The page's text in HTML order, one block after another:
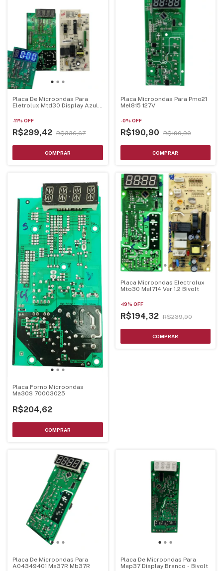
Placa De Microondas Para
Eletrolux Mtd30 Display Azul
-11% OFF
R$299,42 R$336,67
Placa Microondas Para Pmo21
Mel815 127V
-0% OFF
R$190,90 R$190,90
Placa Forno Microondas
Ma30S 70003025
R$204,62
Placa Microondas Electrolux
Mto30 Mel714 Ver 1.2 Bivolt
-19% OFF
R$194,32 R$239,90
Placa De Microondas Para
A04349401 Ms37R Mb37R
Placa De Microondas Para
Mep37 Display Branco - Bivolt